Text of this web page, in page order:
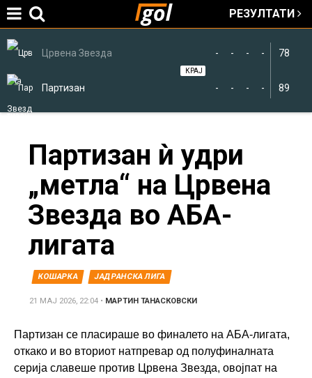
РЕЗУЛТАТИ
Црвена Звезда
Партизан
78
89
-
-
-
-
-
-
-
-
КРАЈ
here
Партизан ѝ удри
„метла“ на Црвена
Звезда во АБА-
лигата
КОШАРКА ЈАДРАНСКА ЛИГА
21 МАЈ 2026, 22:04 • МАРТИН ТАНАСКОВСКИ
Партизан се пласираше во финалето на АБА-лигата,
откако и во вториот натпревар од полуфиналната
серија славеше против Црвена Звезда, овојпат на